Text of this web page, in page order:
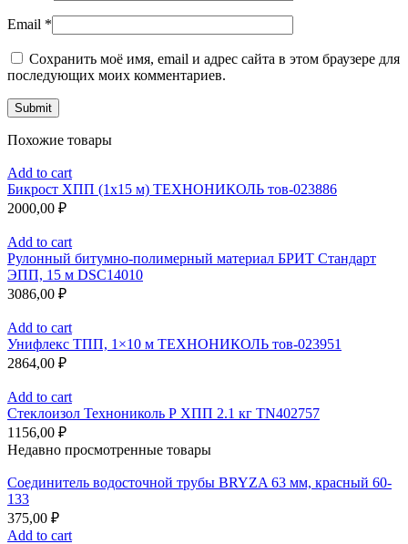
Email *
Сохранить моё имя, email и адрес сайта в этом браузере для
последующих моих комментариев.
Похожие товары
Add to cart
Бикрост ХПП (1х15 м) ТЕХНОНИКОЛЬ тов-023886
2000,00 ₽
Add to cart
Рулонный битумно-полимерный материал БРИТ Стандарт
ЭПП, 15 м DSC14010
3086,00 ₽
Add to cart
Унифлекс ТПП, 1×10 м ТЕХНОНИКОЛЬ тов-023951
2864,00 ₽
Add to cart
Стеклоизол Технониколь Р ХПП 2.1 кг TN402757
1156,00 ₽
Недавно просмотренные товары
Соединитель водосточной трубы BRYZA 63 мм, краcный 60-
133
375,00 ₽
Add to cart